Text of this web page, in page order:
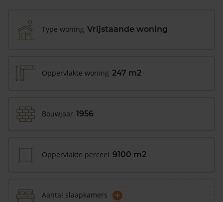
Type woning Vrijstaande woning
Oppervlakte woning 247 m2
Bouwjaar 1956
Oppervlakte perceel 9100 m2
Aantal slaapkamers +